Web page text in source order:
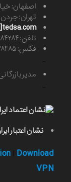
اصفهان:
تهران: جردن
تلفن: ۰۲۱۲۸۴۲۸۴
فکس: ۰۲۱۲۸۴۲۸۴۸۵
مدیر بازرگانی:
نشان اعتبار
Download
VPN